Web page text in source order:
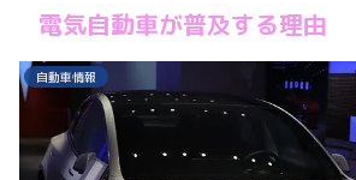
電気自動車が普及する理由
自動車情報